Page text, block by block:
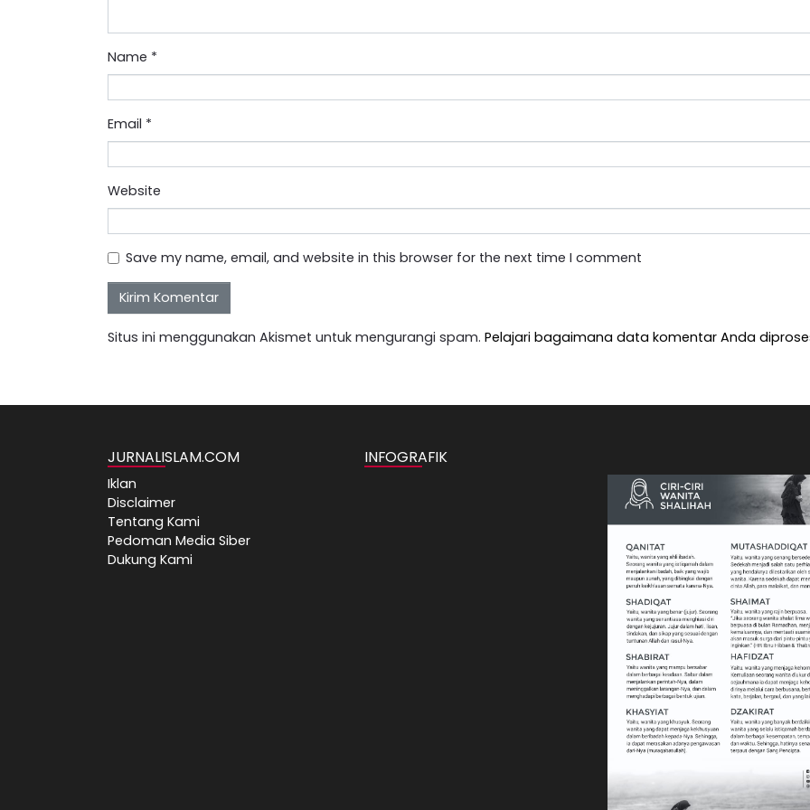
Name *
Email *
Website
Save my name, email, and website in this browser for the next time I comment
Situs ini menggunakan Akismet untuk mengurangi spam. Pelajari bagaimana data komentar Anda
JURNALISLAM.COM
Iklan
Disclaimer
Tentang Kami
Pedoman Media Siber
Dukung Kami
INFOGRAFIK